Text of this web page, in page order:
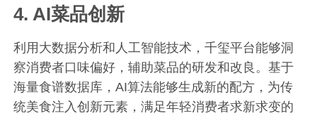
4. AI菜品创新
利用大数据分析和人工智能技术，千玺平台能够洞
察消费者口味偏好，辅助菜品的研发和改良。基于
海量食谱数据库，AI算法能够生成新的配方，为传
统美食注入创新元素，满足年轻消费者求新求变的